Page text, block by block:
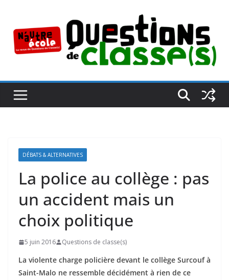
contenu
DÉBATS & ALTERNATIVES
La police au collège : pas
un accident mais un
choix politique
5 juin 2016 Questions de classe(s)
La violente charge policière devant le collège Surcouf à
Saint-Malo ne ressemble décidément à rien de ce